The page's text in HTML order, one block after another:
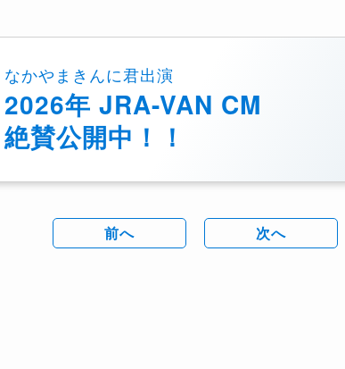
なかやまきんに君出演
2026年 JRA-VAN CM
絶賛公開中！！
前へ 次へ